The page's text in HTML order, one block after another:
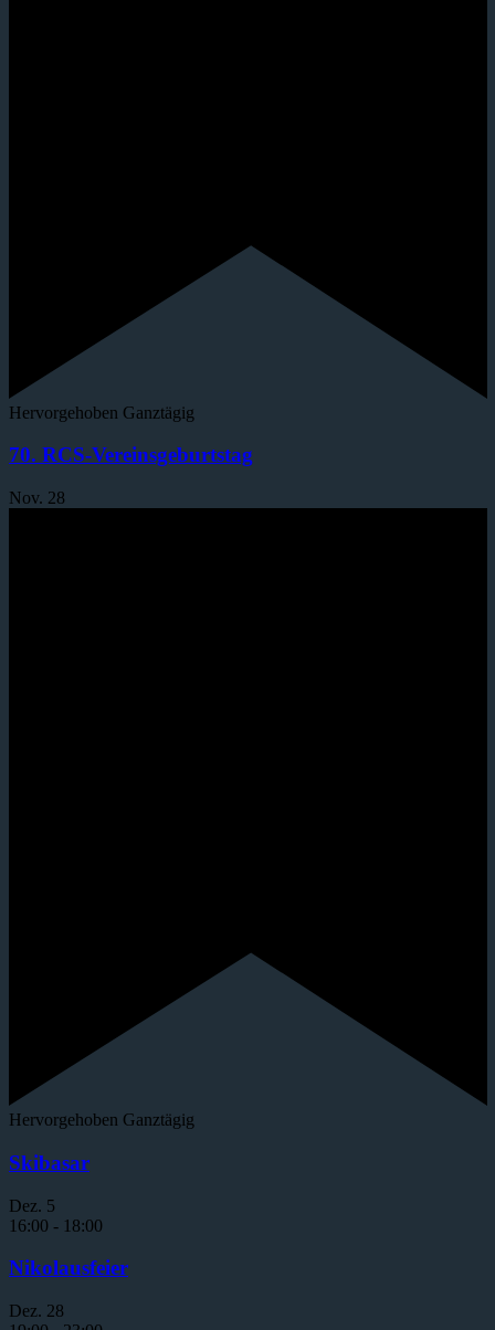
Hervorgehoben Ganztägig
70. RCS-Vereinsgeburtstag
Nov. 28
Hervorgehoben Ganztägig
Skibasar
Dez. 5
16:00 - 18:00
Nikolausfeier
Dez. 28